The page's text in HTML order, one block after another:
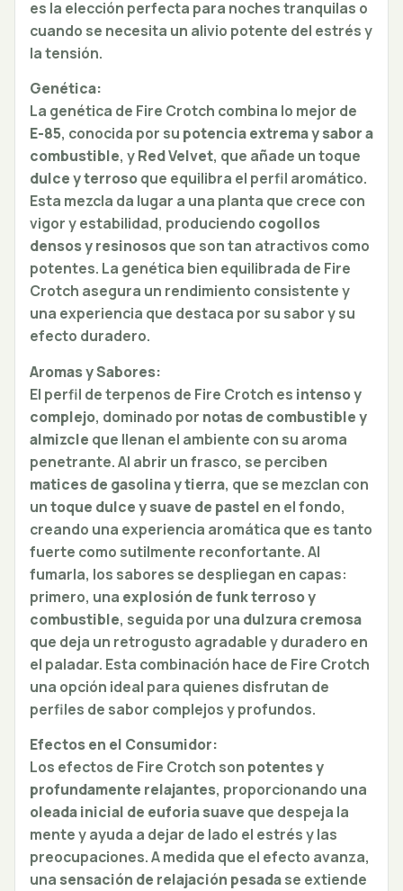
es la elección perfecta para noches tranquilas o
cuando se necesita un alivio potente del estrés y
la tensión.
Genética:
La genética de Fire Crotch combina lo mejor de
E-85, conocida por su potencia extrema y sabor a
combustible, yRed Velvet, que añade un toque
dulce y terrosoque equilibra el perfil aromático.
Esta mezcla da lugar a una planta que crece con
vigor y estabilidad, produciendo cogollos
densos y resinososque son tan atractivos como
potentes. La genética bien equilibrada de Fire
Crotch asegura un rendimiento consistente y
una experiencia que destaca por su sabor y su
efecto duradero.
Aromas y Sabores:
El perfil de terpenos de Fire Crotch es intenso y
complejo, dominado por notas de combustible y
almizcle que llenan el ambiente con su aroma
penetrante. Al abrir un frasco, se perciben
matices de gasolina y tierra, que se mezclan con
untoque dulce y suave de pastel en el fondo,
creando una experiencia aromática que es tanto
fuerte como sutilmente reconfortante. Al
fumarla, los sabores se despliegan en capas:
primero, una explosión de funk terroso y
combustible, seguida por una dulzura cremosa
que deja un retrogusto agradable y duradero en
el paladar. Esta combinación hace de Fire Crotch
una opción ideal para quienes disfrutan de
perfiles de sabor complejos y profundos.
Efectos en el Consumidor:
Los efectos de Fire Crotch son potentes y
profundamente relajantes, proporcionando una
oleada inicial de euforia suave que despeja la
mente y ayuda a dejar de lado el estrés y las
preocupaciones. A medida que el efecto avanza,
una sensación de relajación pesadase extiende